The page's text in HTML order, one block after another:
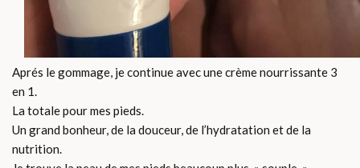
Aprés le gommage, je continue avec une crème nourrissante 3
en 1.
La totale pour mes pieds.
Un grand bonheur, de la douceur, de l’hydratation et de la
nutrition.